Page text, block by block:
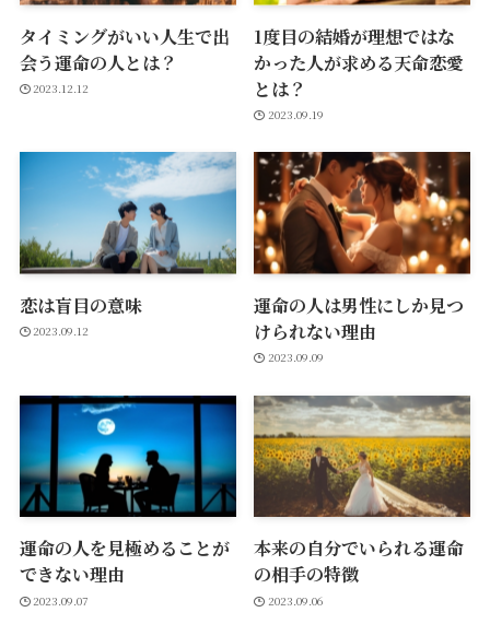
タイミングがいい人生で出
会う運命の人とは？
2023.12.12
1度目の結婚が理想ではな
かった人が求める天命恋愛
とは？
2023.09.19
恋は盲目の意味
2023.09.12
運命の人は男性にしか見つ
けられない理由
2023.09.09
運命の人を見極めることが
できない理由
2023.09.07
本来の自分でいられる運命
の相手の特徴
2023.09.06